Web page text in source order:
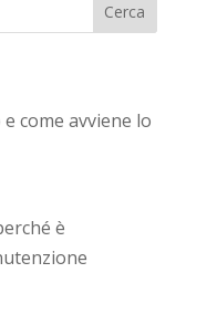
Cerca
come avviene lo
è